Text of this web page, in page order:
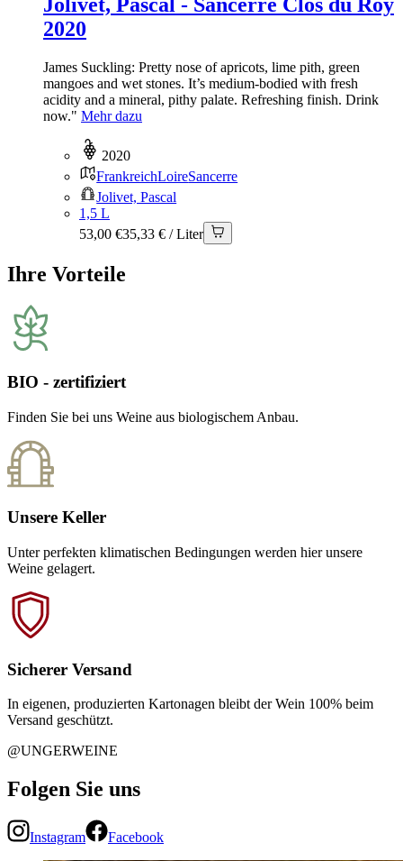
2020
James Suckling: Pretty nose of apricots, lime pith, green
mangoes and wet stones. It’s medium-bodied with fresh
acidity and a mineral, pithy palate. Refreshing finish. Drink
now." Mehr dazu
2020
FrankreichLoireSancerre
Jolivet, Pascal
1,5 L
53,00 €35,33 € / Liter
Ihre Vorteile
BIO - zertifiziert
Finden Sie bei uns Weine aus biologischem Anbau.
Unsere Keller
Unter perfekten klimatischen Bedingungen werden hier unsere
Weine gelagert.
Sicherer Versand
In eigenen, produzierten Kartonagen bleibt der Wein 100% beim
Versand geschützt.
@UNGERWEINE
Folgen Sie uns
Instagram Facebook